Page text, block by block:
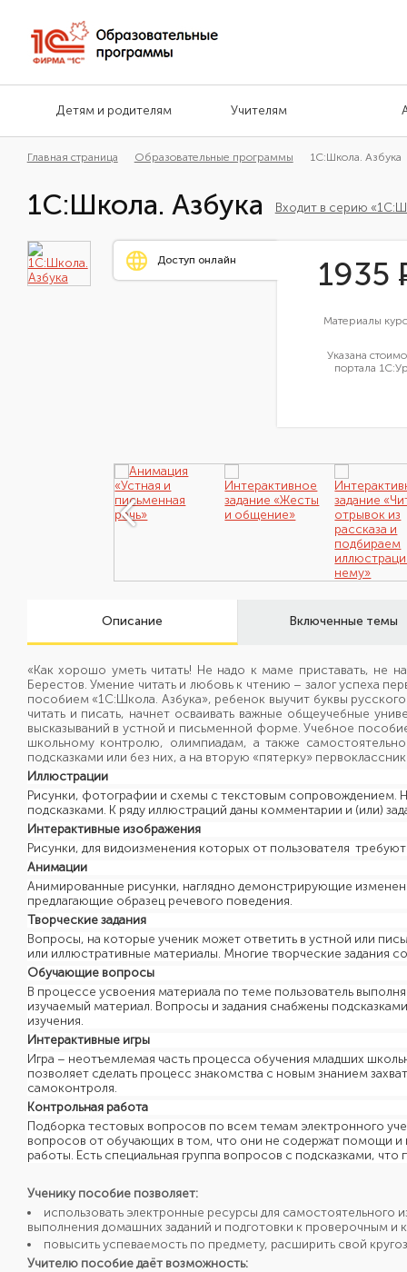
Детям и родителям Учителям
Главная страница Образовательные программы 1С:Школа. Азбука
1С:Школа. Азбука Входит в серию
Доступ онлайн 1935
Материалы
Указана
портала
Описание Включенные темы
«Как хорошо уметь читать! Не надо к маме приставать, не
Берестов. Умение читать и любовь к чтению – залог успеха
пособием «1С:Школа. Азбука», ребенок выучит буквы
читать и писать, начнет осваивать важные общеучебные
высказываний в устной и письменной форме. Учебное
школьному контролю, олимпиадам, а также
подсказками или без них, а на вторую «пятерку»
Иллюстрации
Рисунки, фотографии и схемы с текстовым
подсказками. К ряду иллюстраций даны комментарии и (или)
Интерактивные изображения
Рисунки, для видоизменения которых от пользователя
Анимации
Анимированные рисунки, наглядно демонстрирующие
предлагающие образец речевого поведения.
Творческие задания
Вопросы, на которые ученик может ответить в устной или
или иллюстративные материалы. Многие творческие задания
Обучающие вопросы
В процессе усвоения материала по теме пользователь
изучаемый материал. Вопросы и задания снабжены
изучения.
Интерактивные игры
Игра – неотъемлемая часть процесса обучения младших
позволяет сделать процесс знакомства с новым знанием
самоконтроля.
Контрольная работа
Подборка тестовых вопросов по всем темам электронного
вопросов от обучающих в том, что они не содержат помощи и
работы. Есть специальная группа вопросов с подсказками,
Ученику пособие позволяет:
использовать электронные ресурсы для самостоятельного
выполнения домашних заданий и подготовки к проверочным
повысить успеваемость по предмету, расширить свой
Учителю пособие даёт возможность: